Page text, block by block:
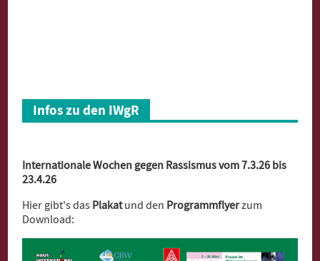
Infos zu den IWgR
Internationale Wochen gegen Rassismus vom 7.3.26 bis
23.4.26
Hier gibt's das Plakatund den Programmflyerzum
Download: